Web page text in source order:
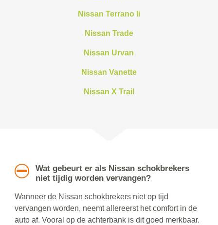
Nissan Terrano Ii
Nissan Trade
Nissan Urvan
Nissan Vanette
Nissan X Trail
Wat gebeurt er als Nissan schokbrekers
niet tijdig worden vervangen?
Wanneer de Nissan schokbrekers niet op tijd
vervangen worden, neemt allereerst het comfort in de
auto af. Vooral op de achterbank is dit goed merkbaar.